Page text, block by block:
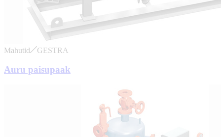
Mahutid GESTRA
Auru paisupaak